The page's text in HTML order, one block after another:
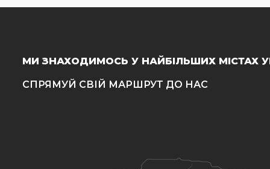
МИ ЗНАХОДИМОСЬ У НАЙБІЛЬШИХ МІСТАХ
СПРЯМУЙ СВІЙ МАРШРУТ ДО НАС